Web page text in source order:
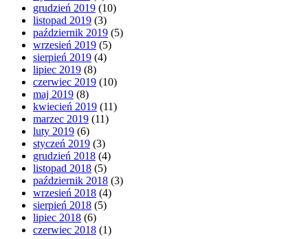
grudzień 2019 (10)
listopad 2019 (3)
październik 2019 (5)
wrzesień 2019 (5)
sierpień 2019 (4)
lipiec 2019 (8)
czerwiec 2019 (10)
maj 2019 (8)
kwiecień 2019 (11)
marzec 2019 (11)
luty 2019 (6)
styczeń 2019 (3)
grudzień 2018 (4)
listopad 2018 (5)
październik 2018 (3)
wrzesień 2018 (4)
sierpień 2018 (5)
lipiec 2018 (6)
czerwiec 2018 (1)